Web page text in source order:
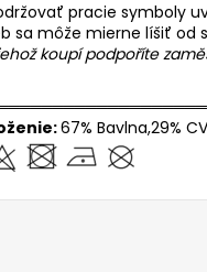
pracie symboly
sa môže mierne líšiť od
koupí podpoříte
67% Bavlna,29%